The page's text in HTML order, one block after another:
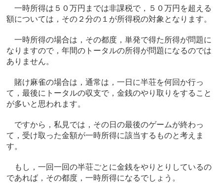
一時所得は５０万円までは非課税で，５０万円を超える
額については，その２分の１が所得税の対象となります。
一時所得の場合は，その都度，単発で得た所得が問題に
なりますので，年間のトータルの所得が問題になるのでは
ありません。
賭け麻雀の場合は，通常は，一日に半荘を何回か行っ
て，最後にトータルの収支で，金銭のやり取りをすること
が多いと思われます。
ですから，私見では，その日の最後のゲームが終わっ
て，受け取った金額が一時所得に該当するものと考えま
す。
もし，一回一回の半荘ごとに金銭をやりとりしているの
であれば，その都度，一時所得になるでしょう。